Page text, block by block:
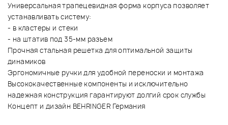
Универсальная трапецевидная форма корпуса позволяет
устанавливать систему:
- в кластеры и стеки
- на штатив под 35-мм разъем
Прочная стальная решетка для оптимальной защиты
динамиков
Эргономичные ручки для удобной переноски и монтажа
Высококачественные компоненты и исключительно
надежная конструкция гарантируют долгий срок службы
Концепт и дизайн BEHRINGER Германия